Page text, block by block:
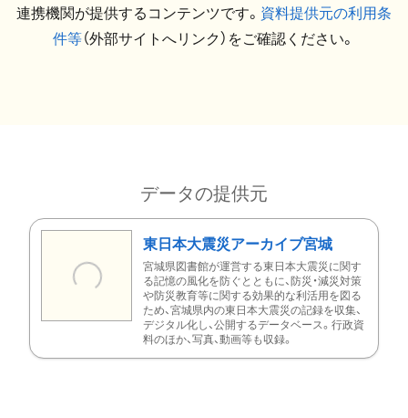
連携機関が提供するコンテンツです。 資料提供元の利用条
件等（外部サイトへリンク）をご確認ください。
データの提供元
東日本大震災アーカイブ宮城
宮城県図書館が運営する東日本大震災に関す
る記憶の風化を防ぐとともに、防災・減災対策
や防災教育等に関する効果的な利活用を図る
ため、宮城県内の東日本大震災の記録を収集、
デジタル化し、公開するデータベース。行政資
料のほか、写真、動画等も収録。